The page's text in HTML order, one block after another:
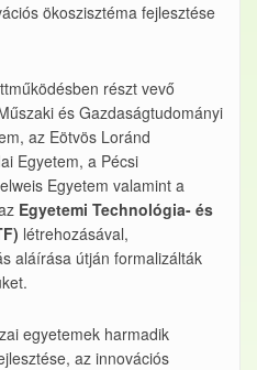
ökoszisztéma fejlesztése
részt vevő
és Gazdaságtudományi
az Eötvös Loránd
Egyetem, a Pécsi
Egyetem valamint a
Egyetemi Technológia- és
létrehozásával,
aláírása útján formalizálták
egyetemek harmadik
az innovációs